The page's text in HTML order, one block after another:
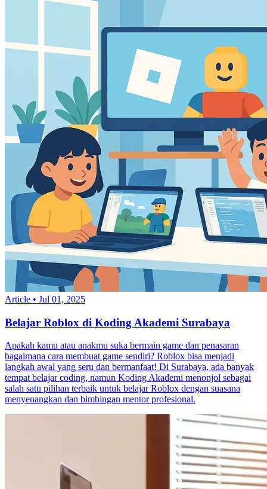
Article • Jul 01, 2025
Belajar Roblox di Koding Akademi Surabaya
Apakah kamu atau anakmu suka bermain game dan penasaran
bagaimana cara membuat game sendiri? Roblox bisa menjadi
langkah awal yang seru dan bermanfaat! Di Surabaya, ada banyak
tempat belajar coding, namun Koding Akademi menonjol sebagai
salah satu pilihan terbaik untuk belajar Roblox dengan suasana
menyenangkan dan bimbingan mentor profesional.